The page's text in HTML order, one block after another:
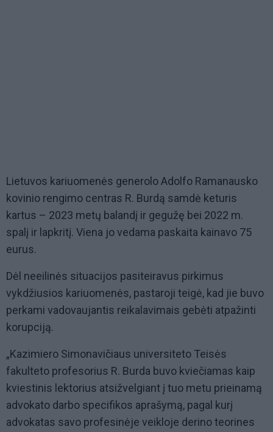
Lietuvos kariuomenės generolo Adolfo Ramanausko
kovinio rengimo centras R. Burdą samdė keturis
kartus – 2023 metų balandį ir gegužę bei 2022 m.
spalį ir lapkritį. Viena jo vedama paskaita kainavo 75
eurus.
Dėl neeilinės situacijos pasiteiravus pirkimus
vykdžiusios kariuomenės, pastaroji teigė, kad jie buvo
perkami vadovaujantis reikalavimais gebėti atpažinti
korupciją.
„Kazimiero Simonavičiaus universiteto Teisės
fakulteto profesorius R. Burda buvo kviečiamas kaip
kviestinis lektorius atsižvelgiant į tuo metu prieinamą
advokato darbo specifikos aprašymą, pagal kurį
advokatas savo profesinėje veikloje derino teorines